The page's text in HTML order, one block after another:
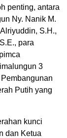
penting, antara
Ny. Nanik M.
S.H.,
para
3
Putih yang
kunci
dan Ketua